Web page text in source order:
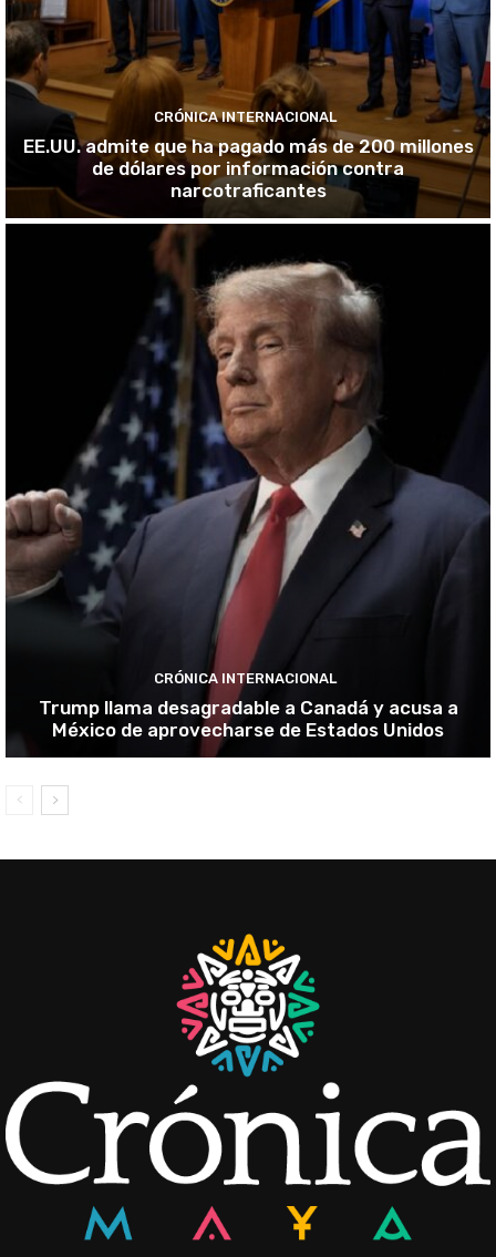
CRÓNICA INTERNACIONAL
EE.UU. admite que ha pagado más de 200 millones
de dólares por información contra
narcotraficantes
CRÓNICA INTERNACIONAL
Trump llama desagradable a Canadá y acusa a
México de aprovecharse de Estados Unidos